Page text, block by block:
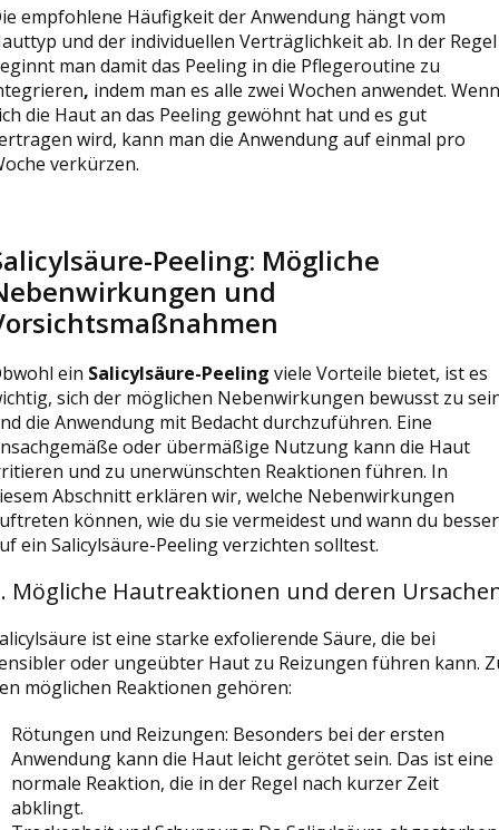
empfohlene Häufigkeit der Anwendung hängt vom
und der individuellen Verträglichkeit ab. In der Regel
man damit das Peeling in die Pflegeroutine zu
, indem man es alle zwei Wochen anwendet. Wenn
die Haut an das Peeling gewöhnt hat und es gut
wird, kann man die Anwendung auf einmal pro
verkürzen.
Peeling: Mögliche
und
ein Salicylsäure-Peeling viele Vorteile bietet, ist es
sich der möglichen Nebenwirkungen bewusst zu
die Anwendung mit Bedacht durchzuführen. Eine
oder übermäßige Nutzung kann die Haut
und zu unerwünschten Reaktionen führen. In
Abschnitt erklären wir, welche Nebenwirkungen
können, wie du sie vermeidest und wann du besser
ein Salicylsäure-Peeling verzichten solltest.
Mögliche Hautreaktionen und deren
ist eine starke exfolierende Säure, die bei
oder ungeübter Haut zu Reizungen führen kann.
möglichen Reaktionen gehören:
Rötungen und Reizungen: Besonders bei der ersten
Anwendung kann die Haut leicht gerötet sein. Das ist eine
normale Reaktion, die in der Regel nach kurzer Zeit
abklingt.